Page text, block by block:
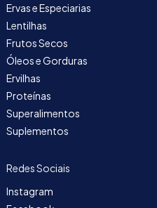
Ervas e Especiarias
Lentilhas
Frutos Secos
Óleos e Gorduras
Ervilhas
Proteínas
Superalimentos
Suplementos
Redes Sociais
Instagram